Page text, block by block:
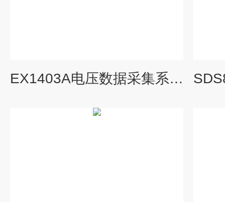
EX1403A电压数据采集系统/采集仪